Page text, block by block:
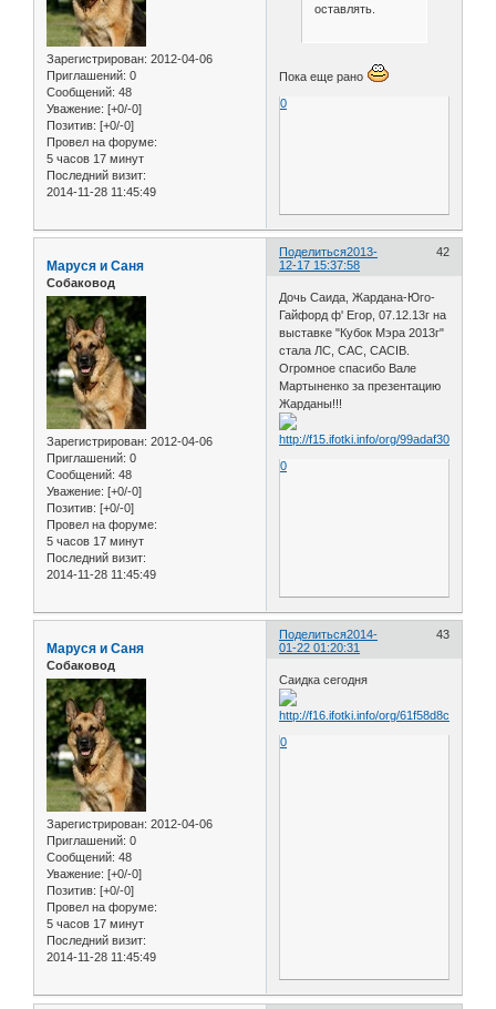
Зарегистрирован: 2012-04-06
Приглашений: 0
Сообщений: 48
Уважение: [+0/-0]
Позитив: [+0/-0]
Провел на форуме:
5 часов 17 минут
Последний визит:
2014-11-28 11:45:49
оставлять.
Пока еще рано
0
Поделиться 42
2013-
12-17 15:37:58
Маруся и Саня
Собаковод
Зарегистрирован: 2012-04-06
Приглашений: 0
Сообщений: 48
Уважение: [+0/-0]
Позитив: [+0/-0]
Провел на форуме:
5 часов 17 минут
Последний визит:
2014-11-28 11:45:49
Дочь Саида, Жардана-Юго-
Гайфорд ф' Егор, 07.12.13г на
выставке "Кубок Мэра 2013г"
стала ЛС, САС, CACIB.
Огромное спасибо Вале
Мартыненко за презентацию
Жарданы!!!
0
Поделиться 43
2014-
01-22 01:20:31
Маруся и Саня
Собаковод
Зарегистрирован: 2012-04-06
Приглашений: 0
Сообщений: 48
Уважение: [+0/-0]
Позитив: [+0/-0]
Провел на форуме:
5 часов 17 минут
Последний визит:
2014-11-28 11:45:49
Саидка сегодня
0